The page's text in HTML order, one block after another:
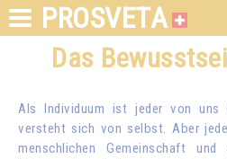
PROSVETA
Das
Als Individuum ist jeder von uns
versteht sich von selbst. Aber
menschlichen Gemeinschaft